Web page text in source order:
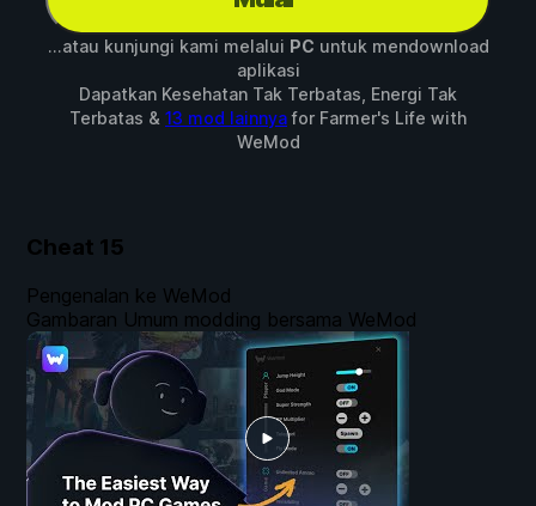
...atau kunjungi kami melalui PC untuk mendownload
aplikasi
Dapatkan Kesehatan Tak Terbatas, Energi Tak
Terbatas & 13 mod lainnyafor Farmer's Life with
WeMod
Cheat 15
Pengenalan ke WeMod
Gambaran Umum modding bersama WeMod